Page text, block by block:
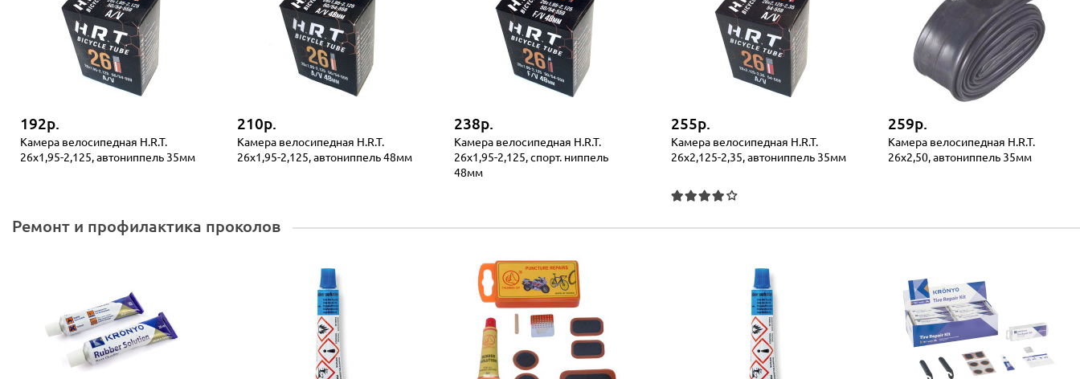
192р.
Камера велосипедная H.R.T.
26x1,95-2,125, автониппель 35мм
210р.
Камера велосипедная H.R.T.
26x1,95-2,125, автониппель 48мм
238р.
Камера велосипедная H.R.T.
26x1,95-2,125, спорт. ниппель
48мм
255р.
Камера велосипедная H.R.T.
26x2,125-2,35, автониппель 35мм
259р.
Камера велосипедная H.R.T.
26x2,50, автониппель 35мм
Ремонт и профилактика проколов